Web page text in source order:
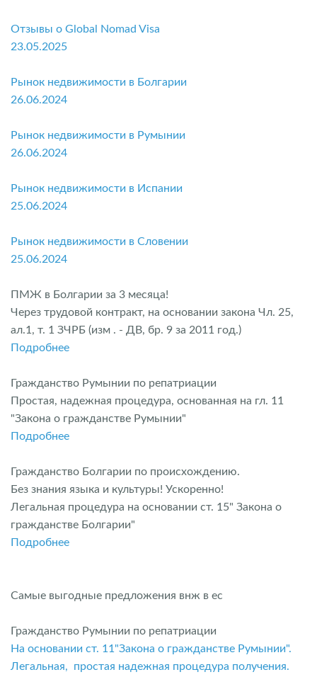
Отзывы о Global Nomad Visa
23.05.2025
Рынок недвижимости в Болгарии
26.06.2024
Рынок недвижимости в Румынии
26.06.2024
Рынок недвижимости в Испании
25.06.2024
Рынок недвижимости в Словении
25.06.2024
ПМЖ в Болгарии за 3 месяца!
Через трудовой контракт, на основании закона Чл. 25,
ал.1, т. 1 ЗЧРБ (изм . - ДВ, бр. 9 за 2011 год.)
Подробнее
Гражданство Румынии по репатриации
Простая, надежная процедура, основанная на гл. 11
"Закона о гражданстве Румынии"
Подробнее
Гражданство Болгарии по происхождению.
Без знания языка и культуры! Ускоренно!
Легальная процедура на основании ст. 15" Закона о
гражданстве Болгарии"
Подробнее
Самые выгодные предложения внж в ес
Гражданство Румынии по репатриации
На основании ст. 11"Закона о гражданстве Румынии".
Легальная, простая надежная процедура получения.